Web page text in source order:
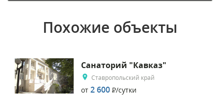
Похожие объекты
Санаторий "Кавказ"
Ставропольский край
от 2 600 Р/сутки